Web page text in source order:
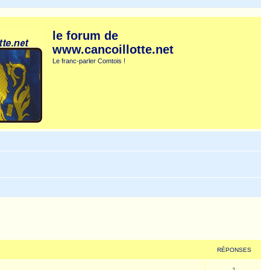
le forum de
www.cancoillotte.net
Le franc-parler Comtois !
RÉPONSES